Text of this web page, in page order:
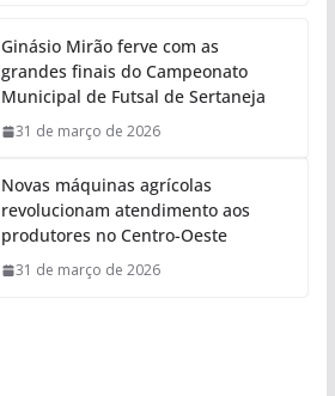
Ginásio Mirão ferve com as
grandes finais do Campeonato
Municipal de Futsal de Sertaneja
31 de março de 2026
Novas máquinas agrícolas
revolucionam atendimento aos
produtores no Centro-Oeste
31 de março de 2026